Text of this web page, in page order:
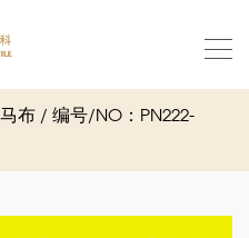
布 / 编号/NO：PN222-